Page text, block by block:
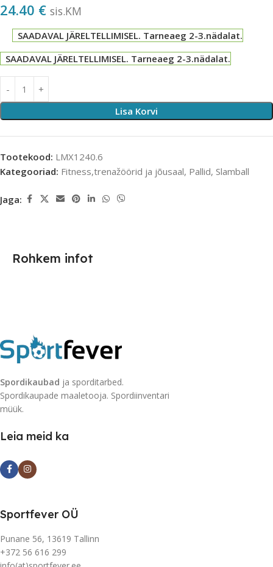
24.40 € sis.KM
SAADAVAL JÄRELTELLIMISEL. Tarneaeg 2-3.nädalat.
SAADAVAL JÄRELTELLIMISEL. Tarneaeg 2-3.nädalat.
Lisa Korvi
Tootekood: LMX1240.6
Kategooriad: Fitness,trenažöörid ja jõusaal, Pallid, Slamball
Jaga:
Rohkem infot
Spordikaubad ja sporditarbed.
Spordikaupade maaletooja. Spordiinventari
müük.
Leia meid ka
Sportfever OÜ
Punane 56, 13619 Tallinn
+372 56 616 299